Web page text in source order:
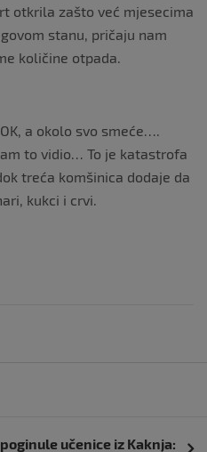
otkrila zašto već mjesecima
stanu, pričaju nam
količine otpada.
a okolo svo smeće….
to vidio… To je katastrofa
treća komšinica dodaje da
kukci i crvi.
učenice iz Kaknja: